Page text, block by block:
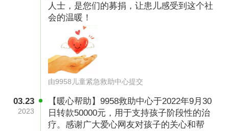
都无法承受的治疗。无数次的腰穿骨穿检查，毛
线粗的活检针插入他的腰部，穿过骨头、抽取骨
髓。那么小的孩子只知道越疼越蜷缩，紧紧抱住
自己的膝盖，把身子像小虾米一样弯起来。有时
候抱着他，看他虚弱的样子，我的眼泪就止不住
流，落在他脸上，他会回头帮我擦眼泪，告诉
我“妈妈，我没事，我是咱家男子汉”。每当听到
浩浩说他是家里男子汉的时候，我的心绞着疼。
人士，是您们的募捐，让患儿感受到这个社
会的温暖！
由9958儿童紧急救助中心提交
03.23
2023
【暖心帮助】9958救助中心于2022年9月30
日转款50000元，用于支持孩子阶段性的治
疗。感谢广大爱心网友对孩子的关心和帮